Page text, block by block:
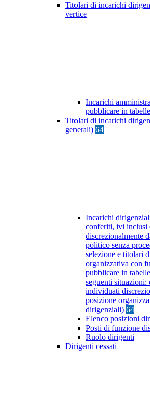
Titolari di incarichi
vertice
Incarichi
pubblicare in
Titolari di incarichi
generali) 64
Incarichi
conferiti, ivi inclusi
discrezionalmente
politico senza
selezione e titolari
organizzativa con
pubblicare in
seguenti
individuati
posizione
dirigenziali) 64
Elenco posizioni
Posti di funzione
Ruolo dirigenti
Dirigenti cessati